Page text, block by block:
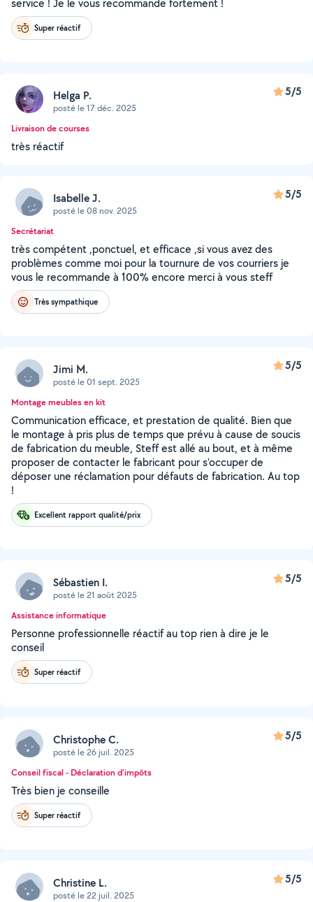
service ! Je le vous recommande fortement !
Super réactif
Helga P.
posté le 17 déc. 2025
5/5
Livraison de courses
très réactif
Isabelle J.
posté le 08 nov. 2025
5/5
Secrétariat
très compétent ,ponctuel, et efficace ,si vous avez des
problèmes comme moi pour la tournure de vos courriers je
vous le recommande à 100% encore merci à vous steff
Très sympathique
Jimi M.
posté le 01 sept. 2025
5/5
Montage meubles en kit
Communication efficace, et prestation de qualité. Bien que
le montage à pris plus de temps que prévu à cause de soucis
de fabrication du meuble, Steff est allé au bout, et à même
proposer de contacter le fabricant pour s'occuper de
déposer une réclamation pour défauts de fabrication. Au top
!
Excellent rapport qualité/prix
Sébastien I.
posté le 21 août 2025
5/5
Assistance informatique
Personne professionnelle réactif au top rien à dire je le
conseil
Super réactif
Christophe C.
posté le 26 juil. 2025
5/5
Conseil fiscal - Déclaration d'impôts
Très bien je conseille
Super réactif
Christine L.
posté le 22 juil. 2025
5/5